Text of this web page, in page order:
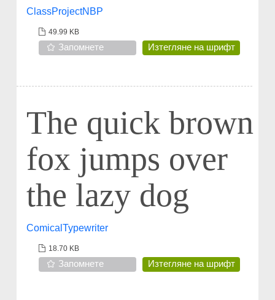
ClassProjectNBP
49.99 KB
Запомнете Изтегляне на шрифт
The quick brown
fox jumps over
the lazy dog
ComicalTypewriter
18.70 KB
Запомнете Изтегляне на шрифт